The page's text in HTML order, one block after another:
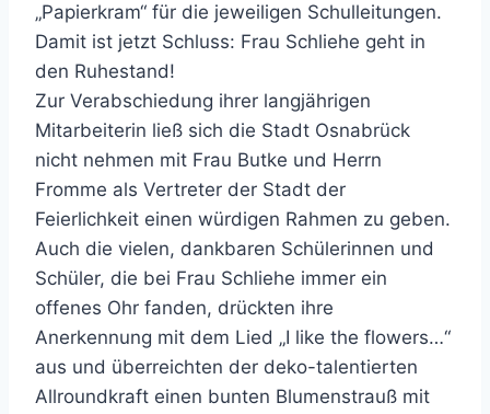
„Papierkram“ für die jeweiligen Schulleitungen.
Damit ist jetzt Schluss: Frau Schliehe geht in
den Ruhestand!
Zur Verabschiedung ihrer langjährigen
Mitarbeiterin ließ sich die Stadt Osnabrück
nicht nehmen mit Frau Butke und Herrn
Fromme als Vertreter der Stadt der
Feierlichkeit einen würdigen Rahmen zu geben.
Auch die vielen, dankbaren Schülerinnen und
Schüler, die bei Frau Schliehe immer ein
offenes Ohr fanden, drückten ihre
Anerkennung mit dem Lied „I like the flowers…“
aus und überreichten der deko-talentierten
Allroundkraft einen bunten Blumenstrauß mit